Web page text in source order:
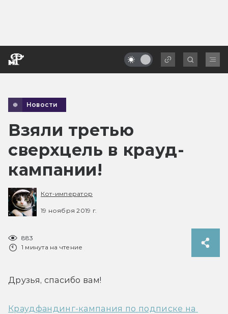
Новости
Взяли третью
сверхцель в крауд-
кампании!
Кот-император
19 ноября 2019 г.
883
1 минута на чтение
Друзья, спасибо вам!
Краудфандинг-кампания по подписке на